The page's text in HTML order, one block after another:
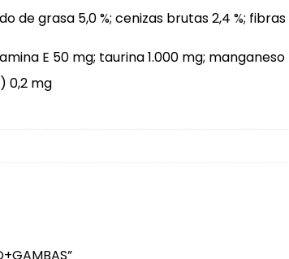
de grasa 5,0 %; cenizas brutas 2,4 %;
E 50 mg; taurina 1.000 mg;
0,2 mg